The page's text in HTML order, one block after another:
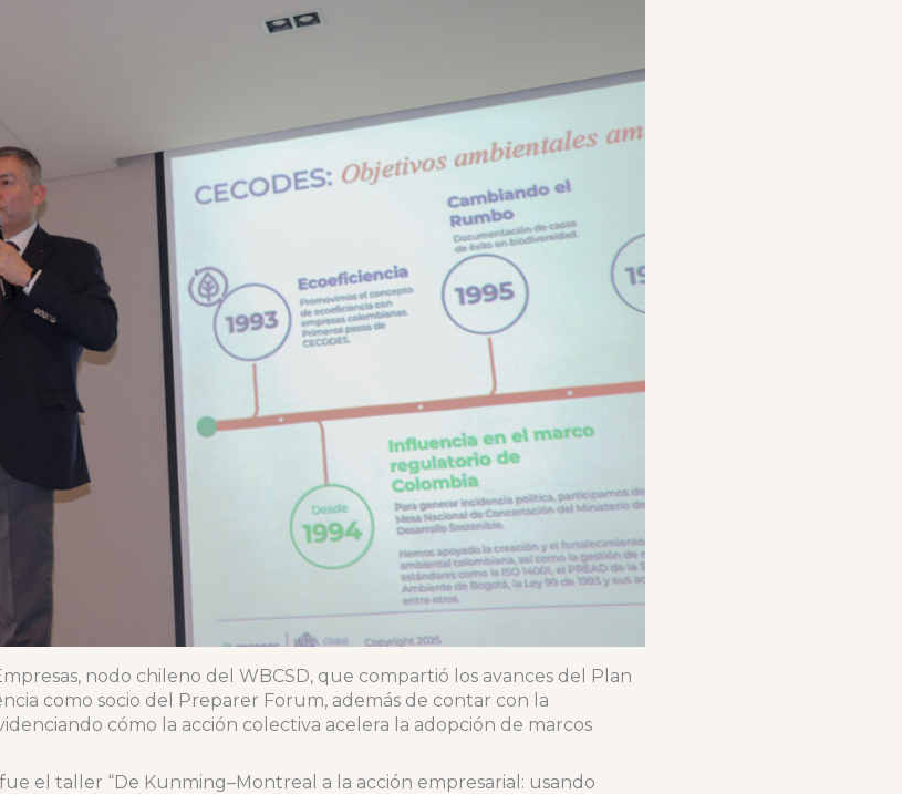
nodo chileno del WBCSD, que compartió los avances del Plan
como socio del Preparer Forum, además de contar con la
cómo la acción colectiva acelera la adopción de marcos
el taller “De Kunming–Montreal a la acción empresarial: usando